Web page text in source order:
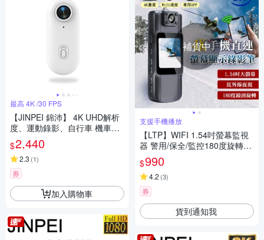
最高 4K /30 FPS
【JINPEI 錦沛】 4K UHD解析
度、運動錄影、自行車 機車錄
影、微型、寵物攝影機 白色
(贈64GB)JS-10W
$2,440
2.3 (1)
券
加入購物車
補貨中
支援手機播放
【LTP】WIFI 1.54吋螢幕監視
器 警用/保全/監控180度旋轉鏡
頭/針孔攝影機
$990
4.2 (3)
券
貨到通知我